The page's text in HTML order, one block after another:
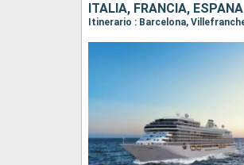
ITALIA, FRANCIA, ESPAÑA